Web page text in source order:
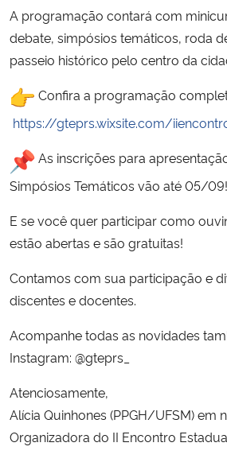
Controladoria-Geral da União
Secretaria-Geral
Secretaria de Governo
Advocacia-Geral da União
Banco Central do Brasil
Planalto
A programação contará com
debate, simpósios temáticos, roda
passeio histórico pelo centro da
Confira a programação
https://gteprs.wixsite.com/
As inscrições para
Simpósios Temáticos vão até 05/09!
E se você quer participar como
estão abertas e são gratuitas!
Contamos com sua participação e
discentes e docentes.
Acompanhe todas as novidades
Instagram: @gteprs_
Atenciosamente,
Alícia Quinhones (PPGH/UFSM) em
Organizadora do II Encontro